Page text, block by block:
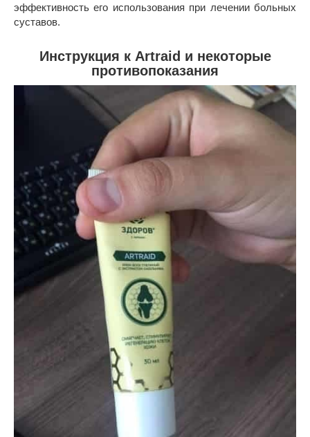
эффективность его использования при лечении больных
суставов.
Инструкция к Artraid и некоторые
противопоказания